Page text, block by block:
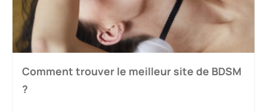
Comment trouver le meilleur site de BDSM
?